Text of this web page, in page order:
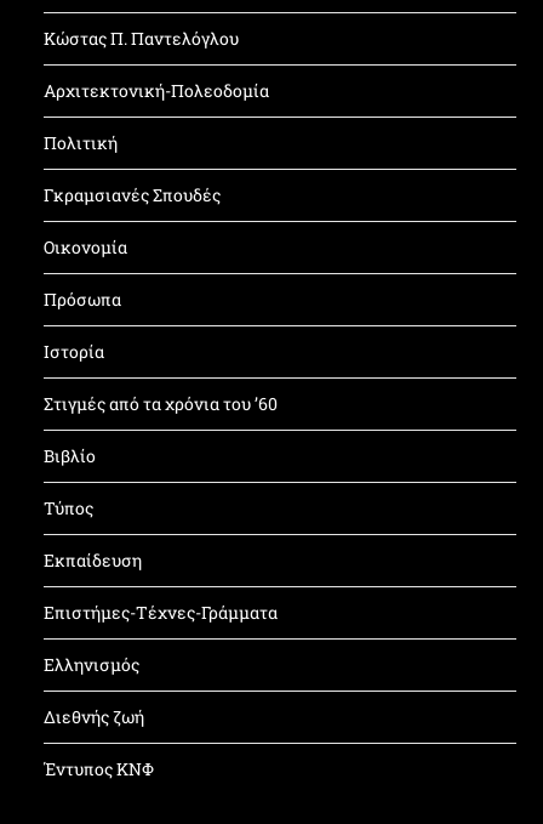
Κώστας Π. Παντελόγλου
Αρχιτεκτονική-Πολεοδομία
Πολιτική
Γκραμσιανές Σπουδές
Οικονομία
Πρόσωπα
Ιστορία
Στιγμές από τα χρόνια του ’60
Βιβλίο
Τύπος
Εκπαίδευση
Επιστήμες-Τέχνες-Γράμματα
Ελληνισμός
Διεθνής ζωή
Έντυπος ΚΝΦ